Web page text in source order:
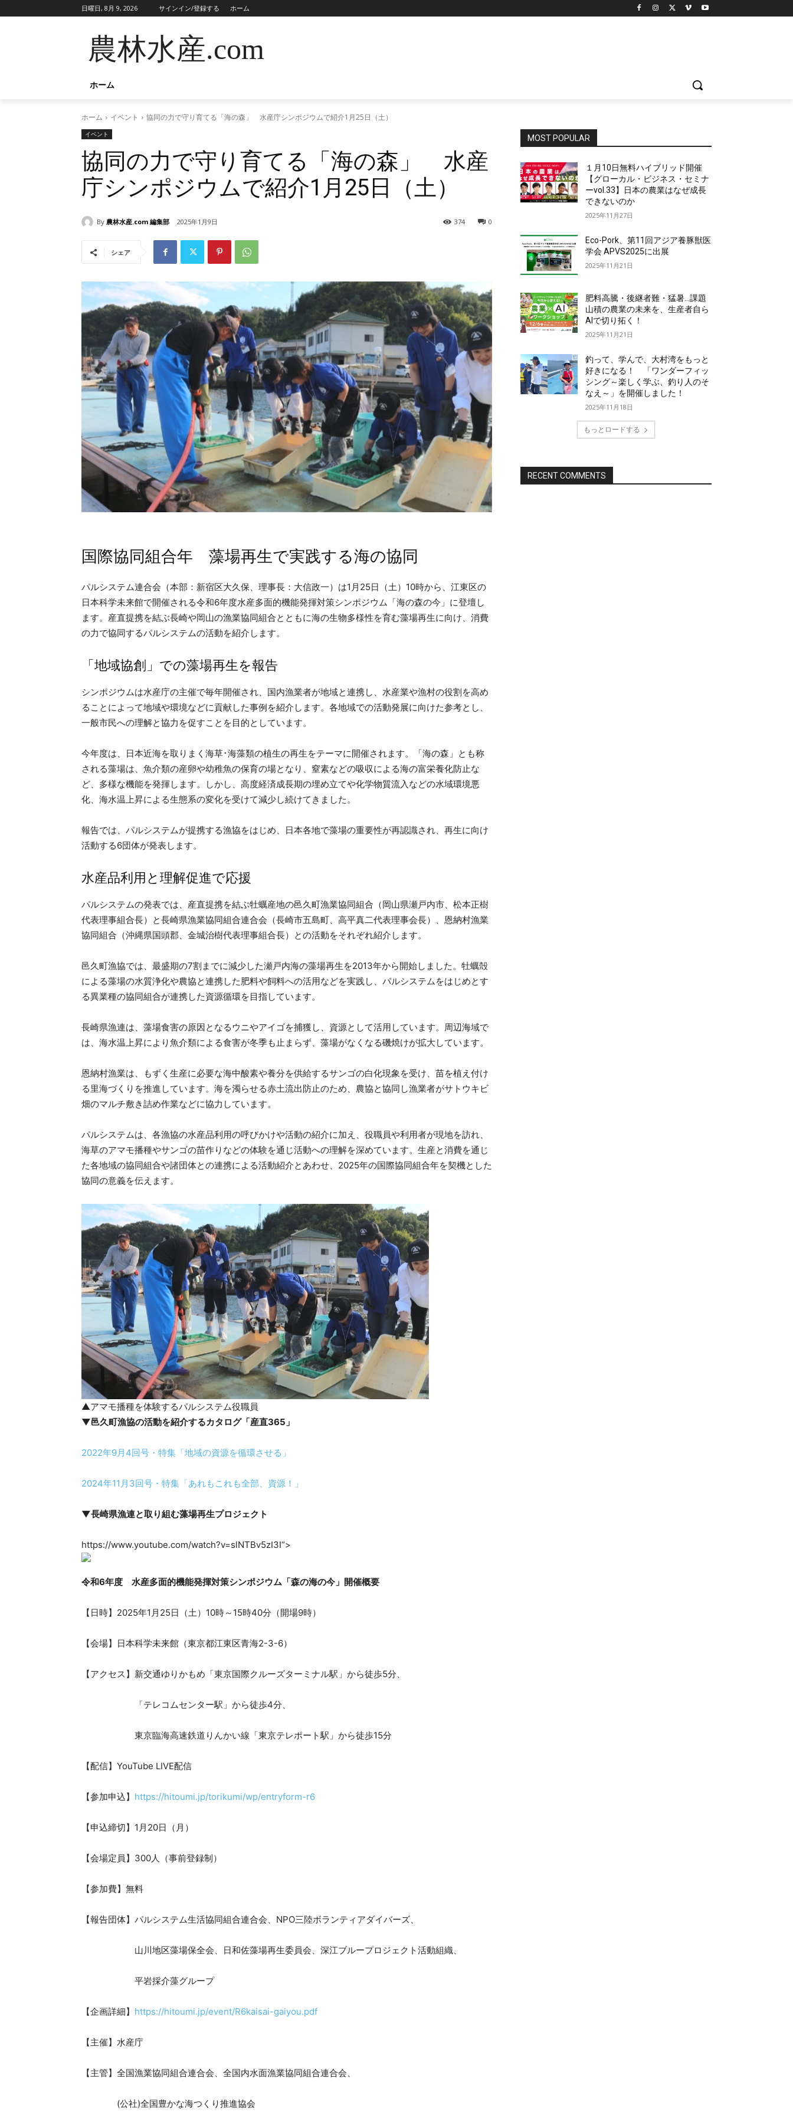
日曜日, 8月 9, 2026 サインイン/登録する ホーム
農林水産.com
ホーム
ホーム イベント 協同の力で守り育てる「海の森」 水産庁シンポジウムで紹介1月25日（土）
イベント
協同の力で守り育てる「海の森」 水産
庁シンポジウムで紹介1月25日（土）
By 農林水産.com 編集部 2025年1月9日 0
374
シェア
国際協同組合年 藻場再生で実践する海の協同
パルシステム連合会（本部：新宿区大久保、理事長：大信政一）は1月25日（土）10時から、江東区の
日本科学未来館で開催される令和6年度水産多面的機能発揮対策シンポジウム「海の森の今」に登壇し
ます。産直提携を結ぶ長崎や岡山の漁業協同組合とともに海の生物多様性を育む藻場再生に向け、消費
の力で協同するパルシステムの活動を紹介します。
「地域協創」での藻場再生を報告
シンポジウムは水産庁の主催で毎年開催され、国内漁業者が地域と連携し、水産業や漁村の役割を高め
ることによって地域や環境などに貢献した事例を紹介します。各地域での活動発展に向けた参考とし、
一般市民への理解と協力を促すことを目的としています。
今年度は、日本近海を取りまく海草･海藻類の植生の再生をテーマに開催されます。「海の森」とも称
される藻場は、魚介類の産卵や幼稚魚の保育の場となり、窒素などの吸収による海の富栄養化防止な
ど、多様な機能を発揮します。しかし、高度経済成長期の埋め立てや化学物質流入などの水域環境悪
化、海水温上昇による生態系の変化を受けて減少し続けてきました。
報告では、パルシステムが提携する漁協をはじめ、日本各地で藻場の重要性が再認識され、再生に向け
活動する6団体が発表します。
水産品利用と理解促進で応援
パルシステムの発表では、産直提携を結ぶ牡蠣産地の邑久町漁業協同組合（岡山県瀬戸内市、松本正樹
代表理事組合長）と長崎県漁業協同組合連合会（長崎市五島町、高平真二代表理事会長）、恩納村漁業
協同組合（沖縄県国頭郡、金城治樹代表理事組合長）との活動をそれぞれ紹介します。
邑久町漁協では、最盛期の7割までに減少した瀬戸内海の藻場再生を2013年から開始しました。牡蠣殻
による藻場の水質浄化や農協と連携した肥料や飼料への活用などを実践し、パルシステムをはじめとす
る異業種の協同組合が連携した資源循環を目指しています。
長崎県漁連は、藻場食害の原因となるウニやアイゴを捕獲し、資源として活用しています。周辺海域で
は、海水温上昇により魚介類による食害が冬季も止まらず、藻場がなくなる磯焼けが拡大しています。
恩納村漁業は、もずく生産に必要な海中酸素や養分を供給するサンゴの白化現象を受け、苗を植え付け
る里海づくりを推進しています。海を濁らせる赤土流出防止のため、農協と協同し漁業者がサトウキビ
畑のマルチ敷き詰め作業などに協力しています。
パルシステムは、各漁協の水産品利用の呼びかけや活動の紹介に加え、役職員や利用者が現地を訪れ、
海草のアマモ播種やサンゴの苗作りなどの体験を通じ活動への理解を深めています。生産と消費を通じ
た各地域の協同組合や諸団体との連携による活動紹介とあわせ、2025年の国際協同組合年を契機とした
協同の意義を伝えます。
▲アマモ播種を体験するパルシステム役職員
▼邑久町漁協の活動を紹介するカタログ「産直365」
2022年9月4回号・特集「地域の資源を循環させる」
2024年11月3回号・特集「あれもこれも全部、資源！」
▼長崎県漁連と取り組む藻場再生プロジェクト
https://www.youtube.com/watch?v=slNTBv5zI3I“>
令和6年度 水産多面的機能発揮対策シンポジウム「森の海の今」開催概要
【日時】2025年1月25日（土）10時～15時40分（開場9時）
【会場】日本科学未来館（東京都江東区青海2-3-6）
【アクセス】新交通ゆりかもめ「東京国際クルーズターミナル駅」から徒歩5分、
「テレコムセンター駅」から徒歩4分、
東京臨海高速鉄道りんかい線「東京テレポート駅」から徒歩15分
【配信】YouTube LIVE配信
【参加申込】 https://hitoumi.jp/torikumi/wp/entryform-r6
【申込締切】1月20日（月）
【会場定員】300人（事前登録制）
【参加費】無料
【報告団体】パルシステム生活協同組合連合会、NPO三陸ボランティアダイバーズ、
山川地区藻場保全会、日和佐藻場再生委員会、深江ブループロジェクト活動組織、
平岩採介藻グループ
【企画詳細】 https://hitoumi.jp/event/R6kaisai-gaiyou.pdf
【主催】水産庁
【主管】全国漁業協同組合連合会、全国内水面漁業協同組合連合会、
(公社)全国豊かな海つくり推進協会
MOST POPULAR
１月10日無料ハイブリッド開催
【グローカル・ビジネス・セミナ
ーvol.33】日本の農業はなぜ成長
できないのか
2025年11月27日
Eco-Pork、第11回アジア養豚獣医
学会 APVS2025に出展
2025年11月21日
肥料高騰・後継者難・猛暑…課題
山積の農業の未来を、生産者自ら
AIで切り拓く！
2025年11月21日
釣って、学んで、大村湾をもっと
好きになる！ 「ワンダーフィッ
シング～楽しく学ぶ、釣り人のそ
なえ～」を開催しました！
2025年11月18日
もっとロードする
RECENT COMMENTS